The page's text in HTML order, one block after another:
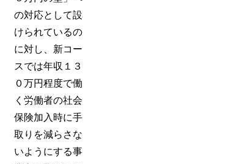
の対応として設
けられているの
に対し、新コー
スでは年収１３
０万円程度で働
く労働者の社会
保険加入時に手
取りを減らさな
いようにする事